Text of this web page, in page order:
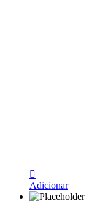
Adicionar